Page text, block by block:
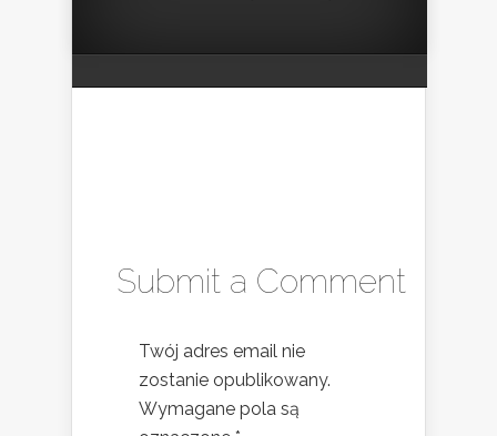
Submit a Comment
Twój adres email nie
zostanie opublikowany.
Wymagane pola są